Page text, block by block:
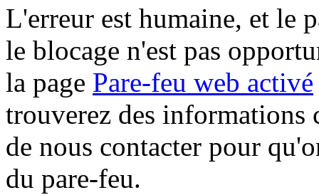
L'erreur est humaine, et le
le blocage n'est pas
la page Pare-feu web activé
trouverez des informations
de nous contacter pour
du pare-feu.